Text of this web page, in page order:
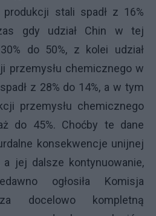
stali spadł z 16%
gdy udział Chin w tej
do 50%, z kolei udział
przemysłu chemicznego w
z 28% do 14%, a w tym
przemysłu chemicznego
do 45%. Choćby te dane
konsekwencje unijnej
jej dalsze kontynuowanie,
ogłosiła Komisja
docelowo kompletną